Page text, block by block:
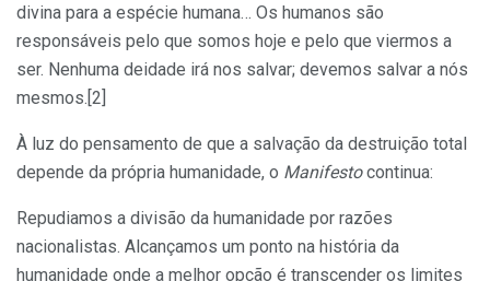
divina para a espécie humana… Os humanos são
responsáveis pelo que somos hoje e pelo que viermos a
ser. Nenhuma deidade irá nos salvar; devemos salvar a nós
mesmos.[2]
À luz do pensamento de que a salvação da destruição total
depende da própria humanidade, o Manifestocontinua:
Repudiamos a divisão da humanidade por razões
nacionalistas. Alcançamos um ponto na história da
humanidade onde a melhor opção é transcender os limites